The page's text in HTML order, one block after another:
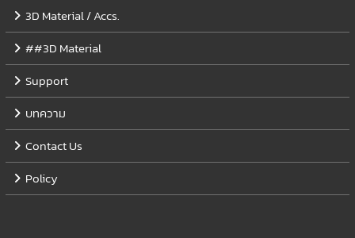
3D Material / Accs.
##3D Material
Support
บทความ
Contact Us
Policy